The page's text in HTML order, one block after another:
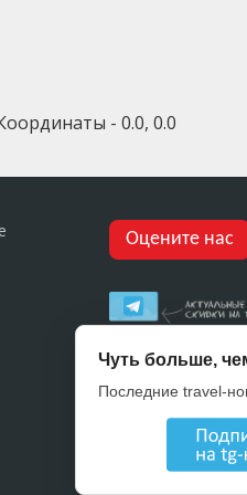
- 0.0, 0.0
Оцените нас
Чуть больше,
Последние travel-